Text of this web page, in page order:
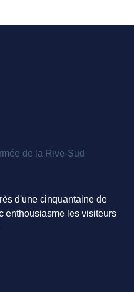
de la Rive-Sud
d'une cinquantaine de
enthousiasme les visiteurs